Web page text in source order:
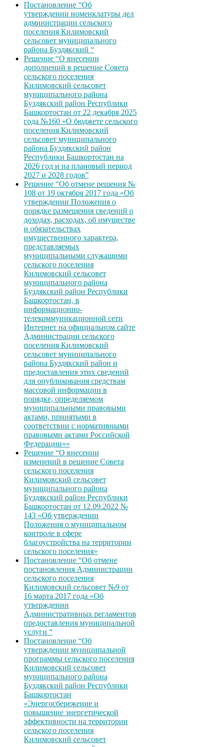
Постановление “Об
утверждении номенклатуры дел
администрации сельского
поселения Килимовский
сельсовет муниципального
района Буздякский “
Решение “О внесении
дополнений в решение Совета
сельского поселения
Килимовский сельсовет
муниципального района
Буздякский район Республики
Башкортостан от 22 декабря 2025
года №160 «О бюджете сельского
поселения Килимовский
сельсовет муниципального
района Буздякский район
Республики Башкортостан на
2026 год и на плановый период
2027 и 2028 годов”
Решение “Об отмене решения №
108 от 19 октября 2017 года «Об
утверждении Положения о
порядке размещения сведений о
доходах, расходах, об имуществе
и обязательствах
имущественного характера,
представляемых
муниципальными служащими
сельского поселения
Килимовский сельсовет
муниципального района
Буздякский район Республики
Башкортостан, в
информационно-
телекоммуникационной сети
Интернет на официальном сайте
Администрации сельского
поселения Килимовский
сельсовет муниципального
района Буздякский район и
предоставления этих сведений
для опубликования средствам
массовой информации в
порядке, определяемом
муниципальными правовыми
актами, принятыми в
соответствии с нормативными
правовыми актами Российской
Федерации»»
Решение “О внесении
изменений в решение Совета
сельского поселения
Килимовский сельсовет
муниципального района
Буздякский район Республики
Башкортостан от 12.09.2022 №
143 «Об утверждении
Положения о муниципальном
контроле в сфере
благоустройства на территории
сельского поселения»
Постановление “Об отмене
постановления Администрации
сельского поселения
Килимовский сельсовет №9 от
16 марта 2017 года «Об
утверждении
Административных регламентов
предоставления муниципальной
услуги “
Постановление “Об
утверждении муниципальной
программы сельского поселения
Килимовский сельсовет
муниципального района
Буздякский район Республики
Башкортостан
«Энергосбережение и
повышение энергетической
эффективности на территории
сельского поселения
Килимовский сельсовет